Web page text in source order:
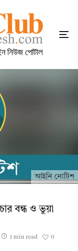
আইনি নোটিশ
বন্ধ ও ভুয়া
1 min read 0